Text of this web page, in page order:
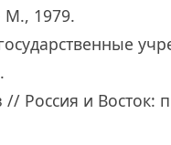
М., 1979.
// Россия и